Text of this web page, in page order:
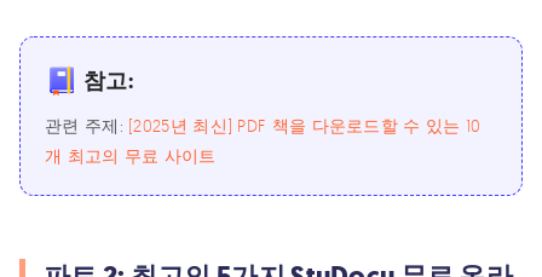
참고:
관련 주제: [2025년 최신] PDF 책을 다운로드할 수 있는 10
개 최고의 무료 사이트